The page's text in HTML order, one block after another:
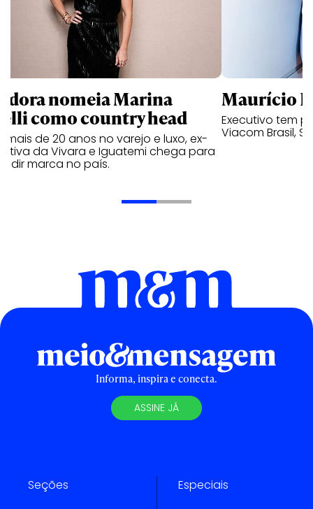
nomeia Marina
como country head
mais de 20 anos no varejo e luxo, ex-
da Vivara e Iguatemi chega para
marca no país.
Maurício
Executivo tem
Viacom Brasil,
Informa, inspira e conecta.
ASSINE JÁ
Seções Especiais